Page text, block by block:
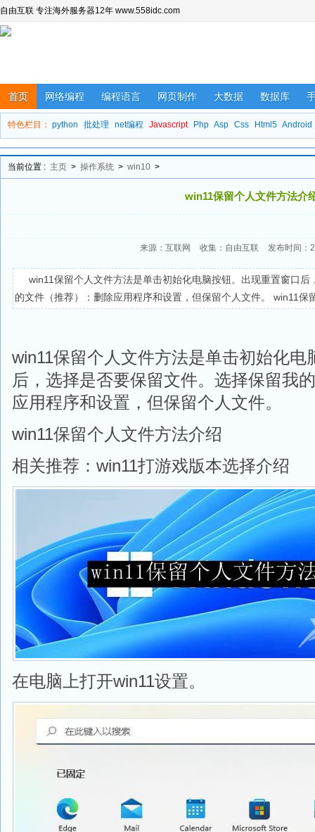
自由互联 专注海外服务器12年 www.558idc.com
首页 网络编程 编程语言 网页制作 大数据 数据库
特色栏目： python 批处理 net编程 Javascript Php Asp Css Html5 Android
当前位置 : 主页 > 操作系统 > win10 >
win11保留个人文件方法介
来源：互联网 收集：自由互联 发布时间：
win11保留个人文件方法是单击初始化电脑按钮。出现重置窗口
的文件（推荐）：删除应用程序和设置，但保留个人文件。 win11保
win11保留个人文件方法是单击初始化
后，选择是否要保留文件。选择保留我
应用程序和设置，但保留个人文件。
win11保留个人文件方法介绍
相关推荐：win11打游戏版本选择介绍
在电脑上打开win11设置。